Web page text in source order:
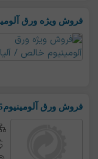
فروش ویژه ورق
فروش ورق آلومینیوم3/5میل ابعاد 2×1 نوع آج دار